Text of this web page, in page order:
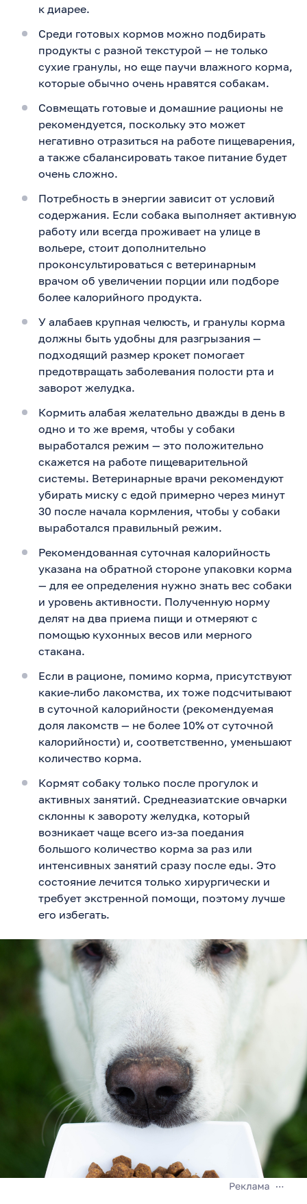
к диарее.
Среди готовых кормов можно подбирать
продукты с разной текстурой — не только
сухие гранулы, но еще паучи влажного корма,
которые обычно очень нравятся собакам.
Совмещать готовые и домашние рационы не
рекомендуется, поскольку это может
негативно отразиться на работе пищеварения,
а также сбалансировать такое питание будет
очень сложно.
Потребность в энергии зависит от условий
содержания. Если собака выполняет активную
работу или всегда проживает на улице в
вольере, стоит дополнительно
проконсультироваться с ветеринарным
врачом об увеличении порции или подборе
более калорийного продукта.
У алабаев крупная челюсть, и гранулы корма
должны быть удобны для разгрызания —
подходящий размер крокет помогает
предотвращать заболевания полости рта и
заворот желудка.
Кормить алабая желательно дважды в день в
одно и то же время, чтобы у собаки
выработался режим — это положительно
скажется на работе пищеварительной
системы. Ветеринарные врачи рекомендуют
убирать миску с едой примерно через минут
30 после начала кормления, чтобы у собаки
выработался правильный режим.
Рекомендованная суточная калорийность
указана на обратной стороне упаковки корма
— для ее определения нужно знать вес собаки
и уровень активности. Полученную норму
делят на два приема пищи и отмеряют с
помощью кухонных весов или мерного
стакана.
Если в рационе, помимо корма, присутствуют
какие-либо лакомства, их тоже подсчитывают
в суточной калорийности (рекомендуемая
доля лакомств — не более 10% от суточной
калорийности) и, соответственно, уменьшают
количество корма.
Кормят собаку только после прогулок и
активных занятий. Среднеазиатские овчарки
склонны к завороту желудка, который
возникает чаще всего из-за поедания
большого количество корма за раз или
интенсивных занятий сразу после еды. Это
состояние лечится только хирургически и
требует экстренной помощи, поэтому лучше
его избегать.